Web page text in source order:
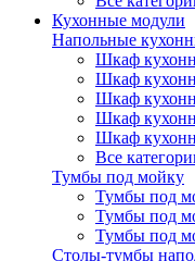
Кухонные модули
Напольные
Шкаф
Шкаф
Шкаф
Шкаф
Шкаф
Все
Тумбы под мойку
Тумбы под
Тумбы под
Тумбы под
Столы-тумбы